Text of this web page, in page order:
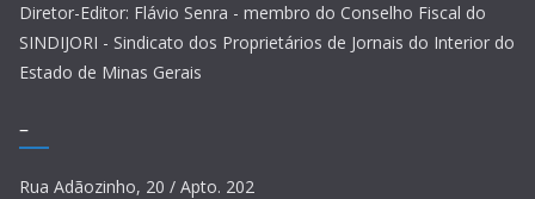
Diretor-Editor: Flávio Senra - membro do Conselho Fiscal do
SINDIJORI - Sindicato dos Proprietários de Jornais do Interior do
Estado de Minas Gerais
–
Rua Adãozinho, 20 / Apto. 202